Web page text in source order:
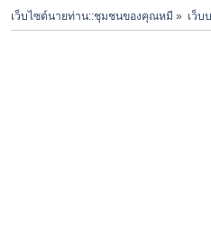
เว็บไซต์นายท่าน::ชุมชนของคุณหมี » เว็บ